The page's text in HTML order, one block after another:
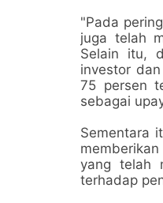
"Pada
juga telah
Selain itu,
investor
75 persen
sebagai
Sementara
yang telah
terhadap